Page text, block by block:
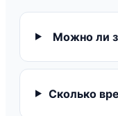
Можно ли
Сколько